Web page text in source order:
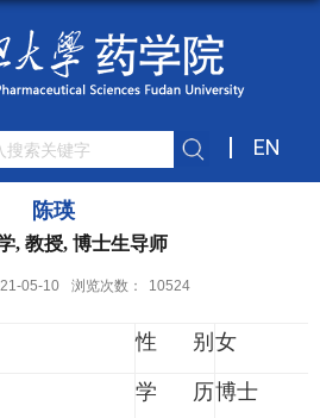
EN
陈瑛
, 教授, 博士生导师
05-10 浏览次数： 10524
性 别 女
学 历博士